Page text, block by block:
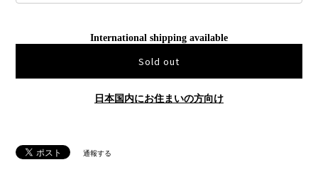
International shipping available
Sold out
日本国内にお住まいの方向け
通報する